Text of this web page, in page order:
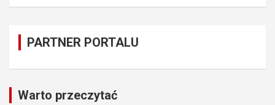
PARTNER PORTALU
Warto przeczytać